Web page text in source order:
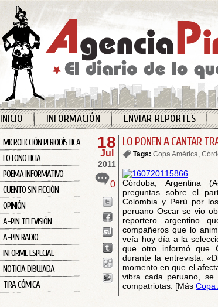
INICIO INFORMACIÓN ENVIAR REPORTES
MICROFICCIÓN PERIODÍSTICA
FOTONOTICIA
POEMA INFORMATIVO
CUENTO SIN FICCIÓN
OPINIÓN
A-PIN TELEVISIÓN
A-PIN RADIO
INFORME ESPECIAL
NOTICIA DIBUJADA
TIRA CÓMICA
18
Jul
2011
0
LO PONEN A CANTAR
Tags: Copa América,
Córdoba, Argentina
preguntas sobre el
Colombia y Perú por
peruano Oscar se vio
reportero argentino
compañeros que lo
veía hoy día a la
que otro informó que
durante la entrevista:
momento en que el
vibra cada peruano,
compatriotas. [Más Copa